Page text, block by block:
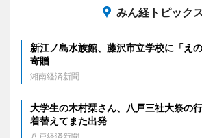
みん経トピック
新江ノ島水族館、藤沢市立学校に「え
寄贈
湘南経済新聞
大学生の木村栞さん、八戸三社大祭
着替えてまた出発
八戸経済新聞